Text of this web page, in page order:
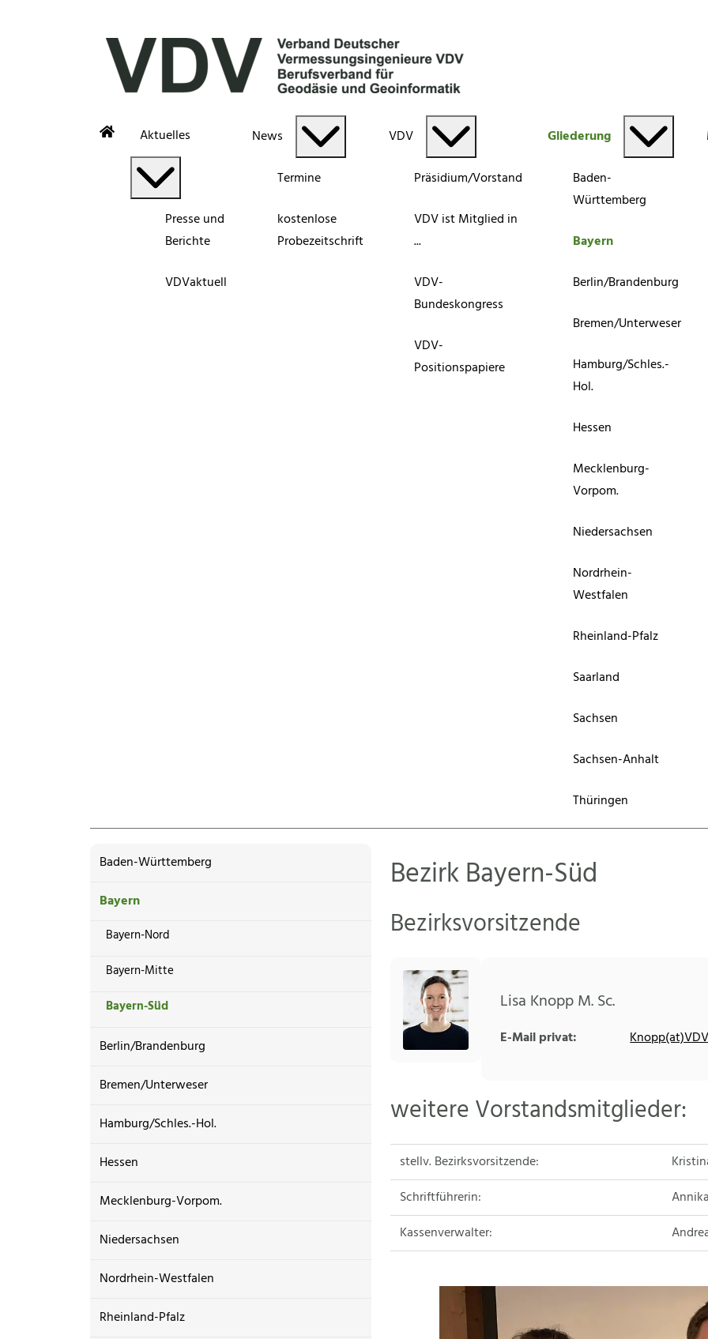
Aktuelles
Presse und
Berichte
VDVaktuell
News
Termine
kostenlose
Probezeitschrift
VDV
Präsidium/Vorstand
VDV ist Mitglied in
...
VDV-
Bundeskongress
VDV-
Positionspapiere
Gliederung
Baden-
Württemberg
Bayern
Berlin/Brandenburg
Bremen/Unterweser
Hamburg/Schles.-
Hol.
Hessen
Mecklenburg-
Vorpom.
Niedersachsen
Nordrhein-
Westfalen
Rheinland-Pfalz
Saarland
Sachsen
Sachsen-Anhalt
Thüringen
Baden-Württemberg
Bayern
Bayern-Nord
Bayern-Mitte
Bayern-Süd
Berlin/Brandenburg
Bremen/Unterweser
Hamburg/Schles.-Hol.
Hessen
Mecklenburg-Vorpom.
Niedersachsen
Nordrhein-Westfalen
Rheinland-Pfalz
Bezirk Bayern-Süd
Bezirksvorsitzende
Lisa Knopp M. Sc.
E-Mail privat:
weitere Vorstandsmitglieder:
stellv. Bezirksvorsitzende:
Schriftführerin:
Kassenverwalter: